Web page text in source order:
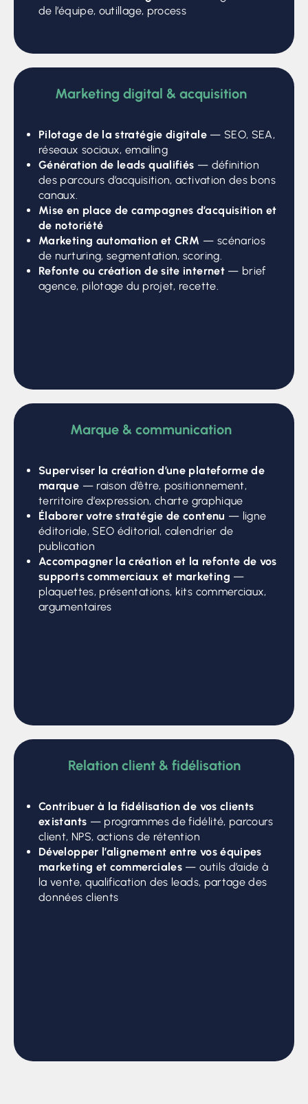
de l’équipe, outillage, process
Marketing digital & acquisition
Pilotage de la stratégie digitale— SEO, SEA,
réseaux sociaux, emailing
Génération de leads qualifiés — définition
des parcours d’acquisition, activation des bons
canaux.
Mise en place de campagnes d’acquisition et
de notoriété
Marketing automation et CRM — scénarios
de nurturing, segmentation, scoring.
Refonte ou création de site internet— brief
agence, pilotage du projet, recette.
Marque & communication
Superviser la création d’une plateforme de
marque — raison d’être, positionnement,
territoire d’expression, charte graphique
Élaborer votre stratégie de contenu — ligne
éditoriale, SEO éditorial, calendrier de
publication
Accompagner la création et la refonte de vos
supports commerciaux et marketing —
plaquettes, présentations, kits commerciaux,
argumentaires
Relation client & fidélisation
Contribuer à la fidélisation de vos clients
existants — programmes de fidélité, parcours
client, NPS, actions de rétention
Développer l’alignement entre vos équipes
marketing et commerciales — outils d’aide à
la vente, qualification des leads, partage des
données clients